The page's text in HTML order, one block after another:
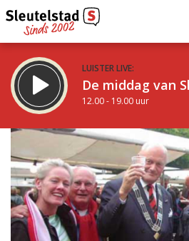
LUISTER LIVE:
De middag van
12.00 - 19.00 uur
STRAKS:
De avond van Sleutelstad
19.00 - 22.00 uur
Vorig uur
uur 1 van 0
Inklappen